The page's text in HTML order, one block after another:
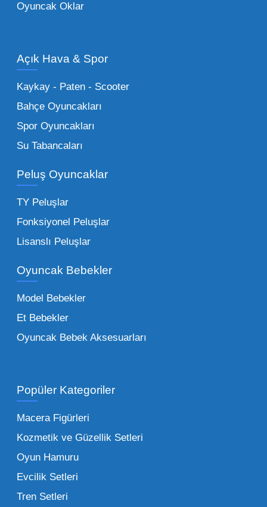
Oyuncak Araçlar:
stok imkanımızla sunulmaktadır.
Küçük Oyuncaklar:
sağlayan toptan küçük oyuncaklar, bakkallar,
Bu kategorideki küçük oyuncaklar toptan
alımlarda çok düşük maliyetlerle yüksek
adetli stok yapmanıza olanak tanır. Özellikle
sürpriz paketler ve figürler, çocukların
harçlıklarıyla kolayca alabildiği ürünlerdir.
Çocuk Oyuncakları Toptan Seçenekleri:
Bebeklik döneminden ergenliğe kadar geniş
toptan tedariği yaparken, piyasadaki en son
figürlerden geleneksel oyun setlerine kadar
her şeyi portföyümüzde bulabilirsiniz.
İşletmeler için toptan oyuncak satış ve alımı
şüphesiz ki birim maliyetin düşmesidir.
Oyuncak toptan kanalına geçildiğinde,
perakende satış fiyatı ile alış fiyatı arasındaki
makas açılır ve bu da ciddi kâr marjları elde
edilmesini sağlar. Toplu alımlarda uygulanan
Oyuncak Oklar
Açık Hava & Spor
Kaykay - Paten - Scooter
Bahçe Oyuncakları
Spor Oyuncakları
Su Tabancaları
Peluş Oyuncaklar
TY Peluşlar
Fonksiyonel Peluşlar
Lisanslı Peluşlar
Oyuncak Bebekler
Model Bebekler
Et Bebekler
Oyuncak Bebek Aksesuarları
Popüler Kategoriler
Macera Figürleri
Kozmetik ve Güzellik Setleri
Oyun Hamuru
Evcilik Setleri
Tren Setleri